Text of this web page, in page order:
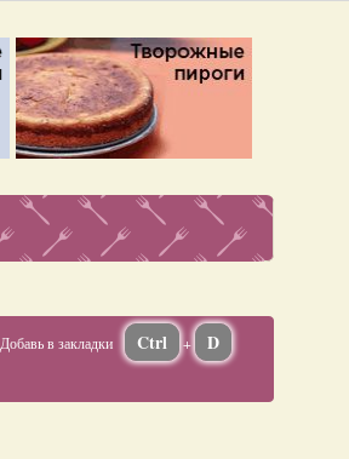
Добавь в закладки Ctrl + D